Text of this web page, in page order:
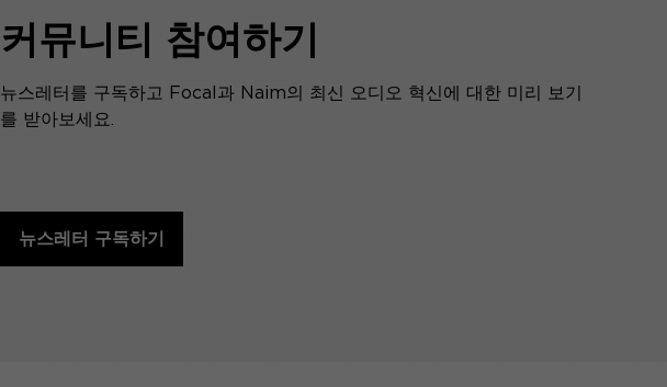
커뮤니티 참여하기
뉴스레터를 구독하고 Focal과 Naim의 최신 오디오 혁신에 대한 미리 보기
를 받아보세요.
뉴스레터 구독하기